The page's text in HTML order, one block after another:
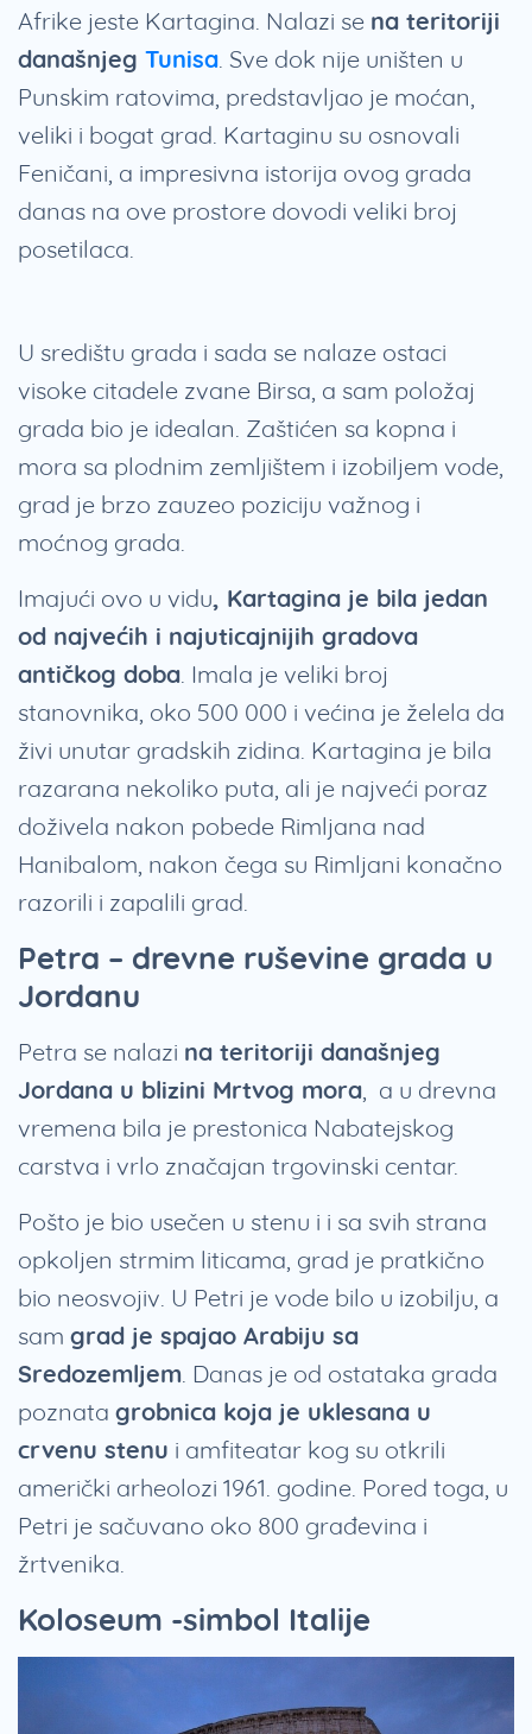
Afrike jeste Kartagina. Nalazi se na teritoriji
današnjeg Tunisa. Sve dok nije uništen u
Punskim ratovima, predstavljao je moćan,
veliki i bogat grad. Kartaginu su osnovali
Feničani, a impresivna istorija ovog grada
danas na ove prostore dovodi veliki broj
posetilaca.
U središtu grada i sada se nalaze ostaci
visoke citadele zvane Birsa, a sam položaj
grada bio je idealan. Zaštićen sa kopna i
mora sa plodnim zemljištem i izobiljem vode,
grad je brzo zauzeo poziciju važnog i
moćnog grada.
Imajući ovo u vidu, Kartagina je bila jedan
od najvećih i najuticajnijih gradova
antičkog doba. Imala je veliki broj
stanovnika, oko 500 000 i većina je želela da
živi unutar gradskih zidina. Kartagina je bila
razarana nekoliko puta, ali je najveći poraz
doživela nakon pobede Rimljana nad
Hanibalom, nakon čega su Rimljani konačno
razorili i zapalili grad.
Petra – drevne ruševine grada u
Jordanu
Petra se nalazi na teritoriji današnjeg
Jordana u blizini Mrtvog mora, a u drevna
vremena bila je prestonica Nabatejskog
carstva i vrlo značajan trgovinski centar.
Pošto je bio usečen u stenu i i sa svih strana
opkoljen strmim liticama, grad je pratkično
bio neosvojiv. U Petri je vode bilo u izobilju, a
sam grad je spajao Arabiju sa
Sredozemljem. Danas je od ostataka grada
poznata grobnica koja je uklesana u
crvenu stenu i amfiteatar kog su otkrili
američki arheolozi 1961. godine. Pored toga, u
Petri je sačuvano oko 800 građevina i
žrtvenika.
Koloseum -simbol Italije